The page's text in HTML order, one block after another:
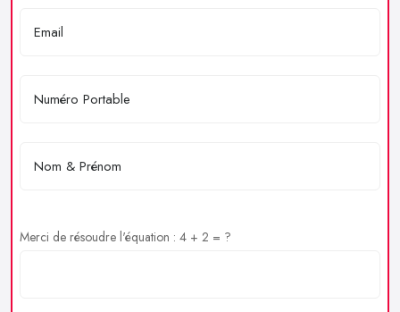
Merci de résoudre l'équation : 4 + 2 = ?